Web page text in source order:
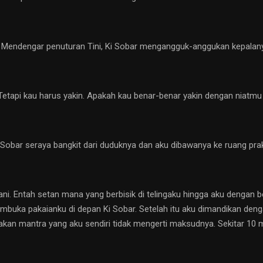
penuturan Tini, Ki Sobar mengangguk-anggukan
kau harus yakin. Apakah kau benar-benar yakin dengan
seraya bangkit dari duduknya dan aku dibawanya ke ruang
Entah setan mana yang berbisik di telingaku hingga aku dengan
pakaianku di depan Ki Sobar. Setelah itu aku dimandikan
mantra yang aku sendiri tidak mengerti maksudnya. Sekitar 10